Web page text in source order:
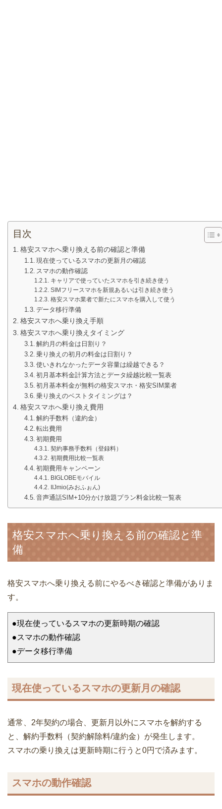
目次
格安スマホへ乗り換える前の確認と準備
現在使っているスマホの更新月の確認
スマホの動作確認
キャリアで使っていたスマホを引き続き使う
SIMフリースマホを新規あるいは引き続き使う
格安スマホ業者で新たにスマホを購入して使う
データ移行準備
格安スマホへ乗り換え手順
格安スマホへ乗り換えタイミング
解約月の料金は日割り？
乗り換えの初月の料金は日割り？
使いきれなかったデータ容量は繰越できる？
初月基本料金計算方法とデータ繰越比較一覧表
初月基本料金が無料の格安スマホ・格安SIM業者
乗り換えのベストタイミングは？
格安スマホへ乗り換え費用
解約手数料（違約金）
転出費用
初期費用
契約事務手数料（登録料）
初期費用比較一覧表
初期費用キャンペーン
BIGLOBEモバイル
IIJmio(みおふぉん)
音声通話SIM+10分かけ放題プラン料金比較一覧表
格安スマホへ乗り換える前の確認と準
備
格安スマホへ乗り換える前にやるべき確認と準備がありま
す。
●現在使っているスマホの更新時期の確認
●スマホの動作確認
●データ移行準備
現在使っているスマホの更新月の確認
通常、2年契約の場合、更新月以外にスマホを解約する
と、解約手数料（契約解除料/違約金）が発生します。
スマホの乗り換えは更新時期に行うと0円で済みます。
スマホの動作確認